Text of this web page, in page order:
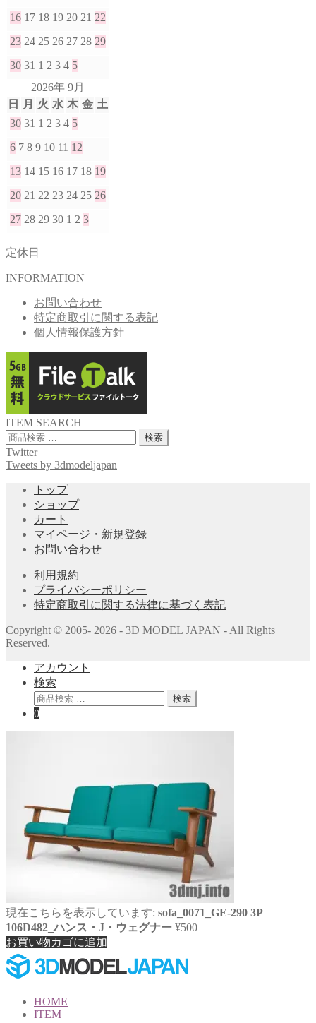
16 17 18 19 20 21 22
23 24 25 26 27 28 29
30 31 1 2 3 4 5
2026年 9月
日
月 火 水 木 金 土
30 31 1 2 3 4 5
6 7 8 9 10 11 12
13 14 15 16 17 18 19
20 21 22 23 24 25 26
27 28 29 30 1 2 3
定休日
INFORMATION
お問い合わせ
特定商取引に関する表記
個人情報保護方針
ITEM SEARCH
検
索
対
検索
Twitter
Tweets by 3dmodeljapan
トップ
ショップ
カート
マイページ・新規登録
お問い合わせ
利用規約
プライバシーポリシー
特定商取引に関する法律に基づく表記
Copyright © 2005- 2026 - 3D MODEL JAPAN - All Rights
Reserved.
アカウント
検索
検
索
検索
0
現在こちらを表示しています: sofa_0071_GE-290 3P
106D482_ハンス・J・ウェグナー ¥500
お買い物カゴに追加
HOME
ITEM